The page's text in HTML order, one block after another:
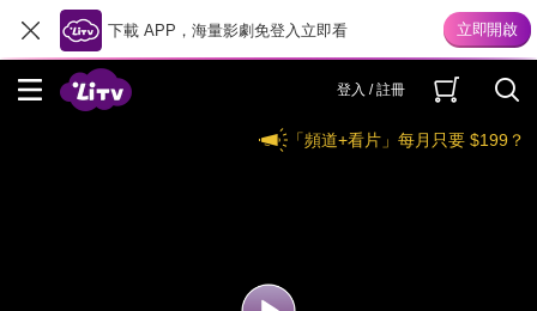
下載 APP，海量影劇免登入立即看
登入 / 註冊
「頻道+看片」每月只要 $199？